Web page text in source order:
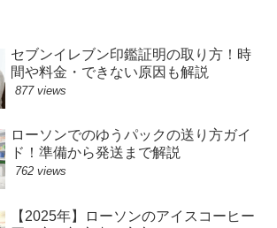
セブンイレブン印鑑証明の取り方！時
間や料金・できない原因も解説
877 views
ローソンでのゆうパックの送り方ガイ
ド！準備から発送まで解説
762 views
【2025年】ローソンのアイスコーヒー